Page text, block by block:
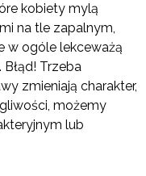
kobiety mylą
na tle zapalnym,
w ogóle lekceważą
Trzeba
zmieniają charakter,
możemy
lub